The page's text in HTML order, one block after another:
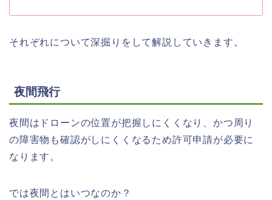
それぞれについて深掘りをして解説していきます。
夜間飛行
夜間はドローンの位置が把握しにくくなり、かつ周り
の障害物も確認がしにくくなるため許可申請が必要に
なります。
では夜間とはいつなのか？